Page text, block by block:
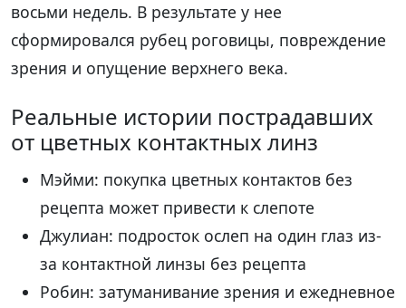
восьми недель. В результате у нее
сформировался рубец роговицы, повреждение
зрения и опущение верхнего века.
Реальные истории пострадавших
от цветных контактных линз
Мэйми: покупка цветных контактов без
рецепта может привести к слепоте
Джулиан: подросток ослеп на один глаз из-
за контактной линзы без рецепта
Робин: затуманивание зрения и ежедневное